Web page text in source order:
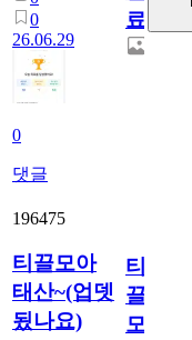
0
26.06.29
0
댓글
료
196475
티끌모아
태산~(업뎃
됬나요)
티
끌
모